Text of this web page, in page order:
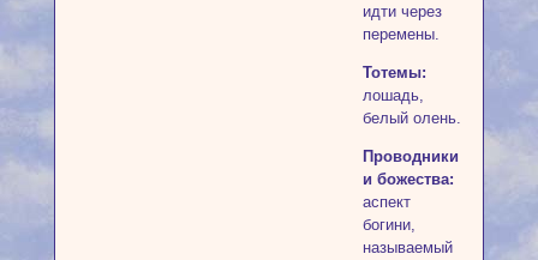
идти через
перемены.
Тотемы:
лошадь,
белый олень.
Проводники
и божества:
аспект
богини,
называемый